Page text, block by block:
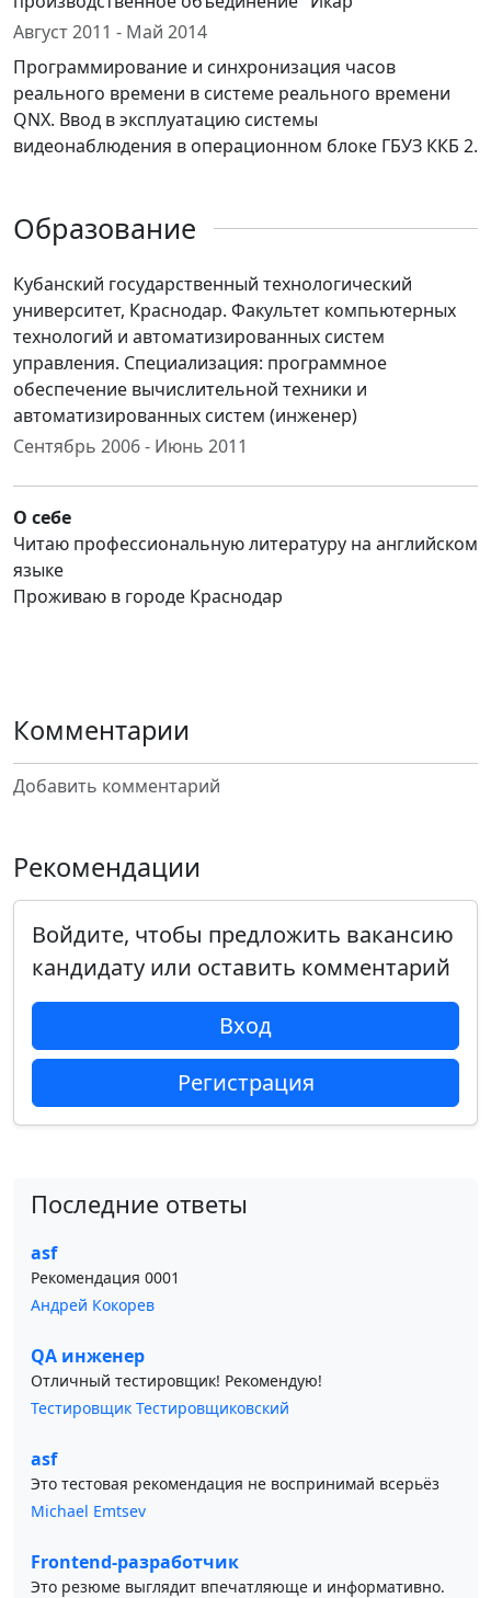
Август 2011 - Май 2014
Программирование и синхронизация часов
реального времени в системе реального времени
QNX. Ввод в эксплуатацию системы
видеонаблюдения в операционном блоке ГБУЗ ККБ 2.
Образование
Кубанский государственный технологический
университет, Краснодар. Факультет компьютерных
технологий и автоматизированных систем
управления. Специализация: программное
обеспечение вычислительной техники и
автоматизированных систем (инженер)
Сентябрь 2006 - Июнь 2011
О себе
Читаю профессиональную литературу на английском
языке
Проживаю в городе Краснодар
Комментарии
Добавить комментарий
Рекомендации
Войдите, чтобы предложить вакансию
кандидату или оставить комментарий
Вход
Регистрация
Последние ответы
asf
Рекомендация 0001
Андрей Кокорев
QA инженер
Отличный тестировщик! Рекомендую!
Тестировщик Тестировщиковский
asf
Это тестовая рекомендация не воспринимай всерьёз
Michael Emtsev
Frontend-разработчик
Это резюме выглядит впечатляюще и информативно.